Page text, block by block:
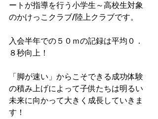
ートが指導を行う小学生～高校生対象
のかけっこクラブ/陸上クラブです。
入会半年での５０ｍの記録は平均０．
８秒向上！​
「脚が速い」からこそできる成功体験
の積み上げによって子供たちは明るい
未来に向かって大きく成長していきま
す！